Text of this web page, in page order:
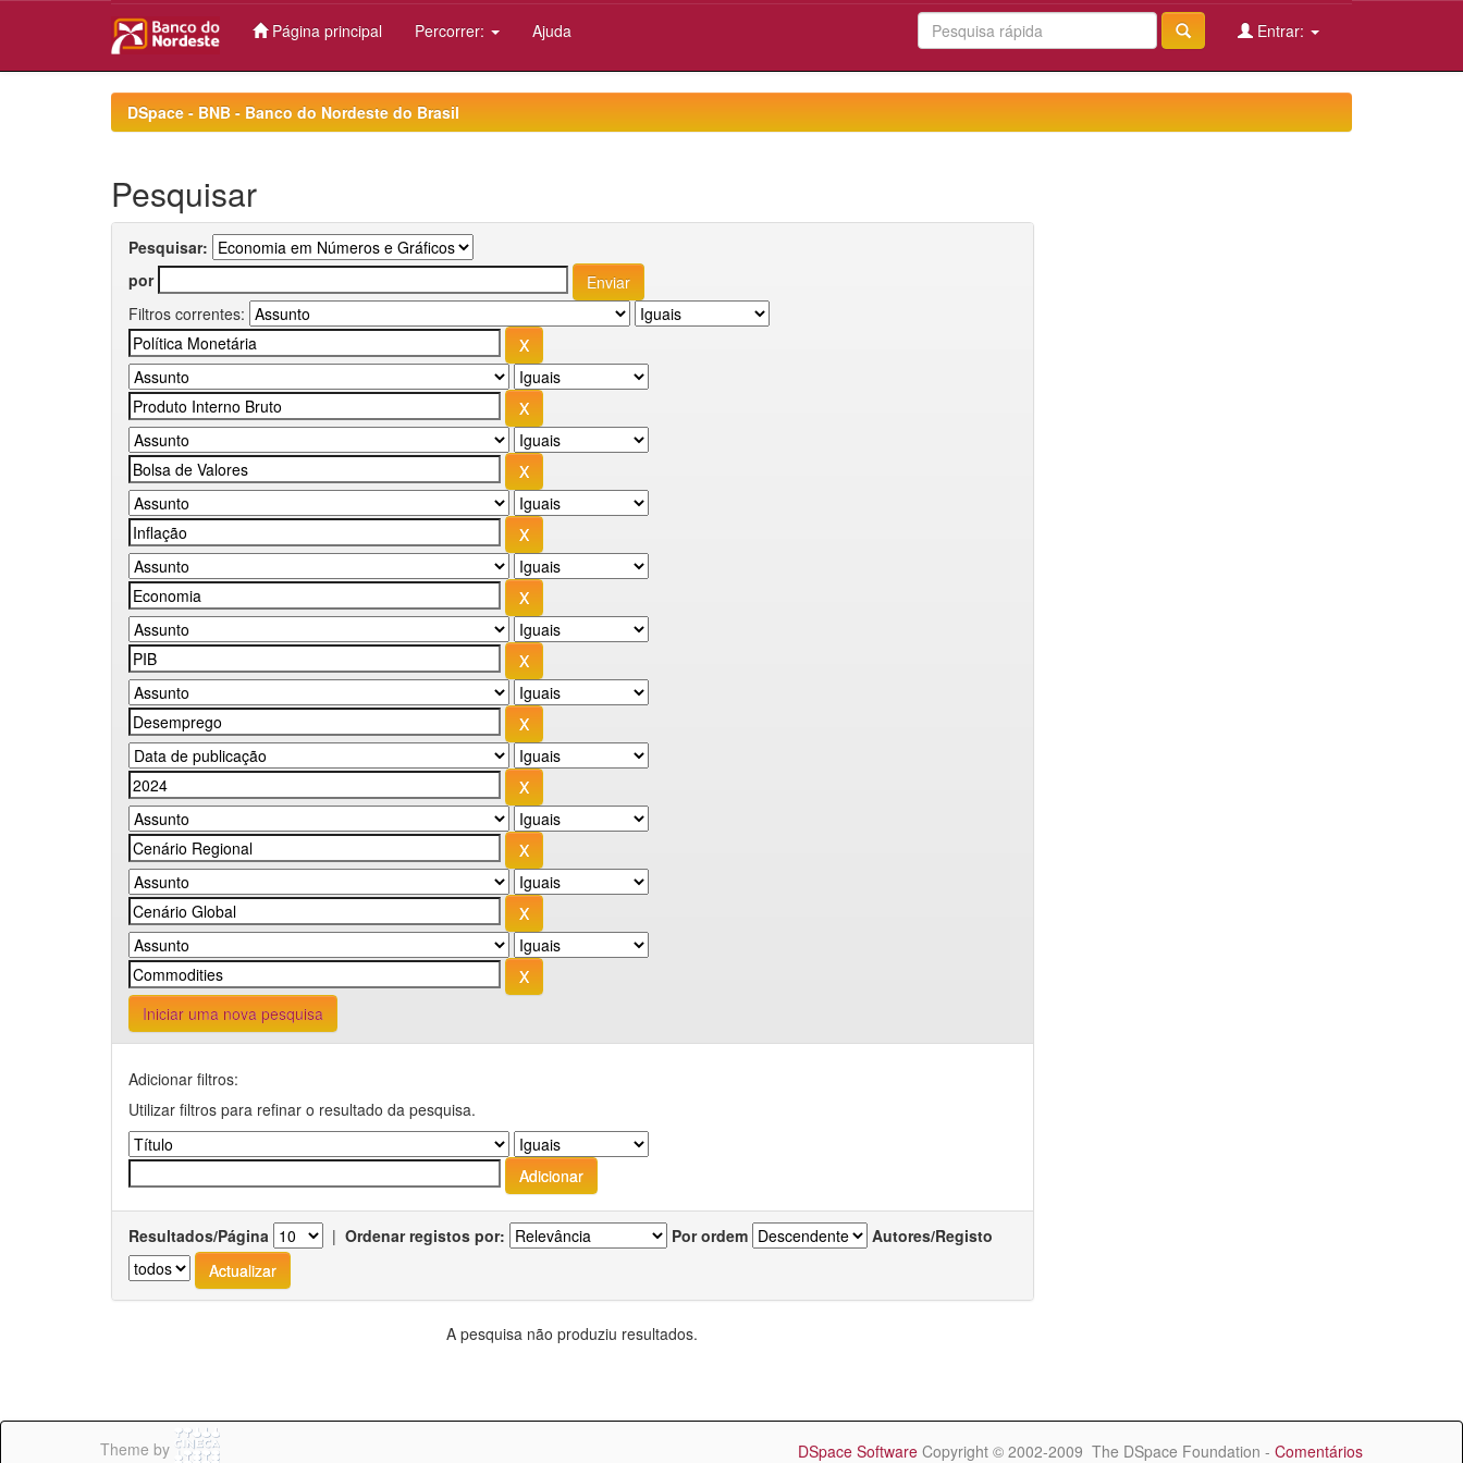
Página principal Percorrer: Ajuda Entrar:
DSpace - BNB - Banco do Nordeste do Brasil
Pesquisar
Pesquisar:
por
Filtros correntes:
Iniciar uma nova pesquisa
Adicionar filtros:
Utilizar filtros para refinar o resultado da pesquisa.
Resultados/Página | Ordenar registos por: Por ordem Autores/Registo
A pesquisa não produziu resultados.
Theme by DSpace Software Copyright © 2002-2009 The DSpace Foundation - Comentários